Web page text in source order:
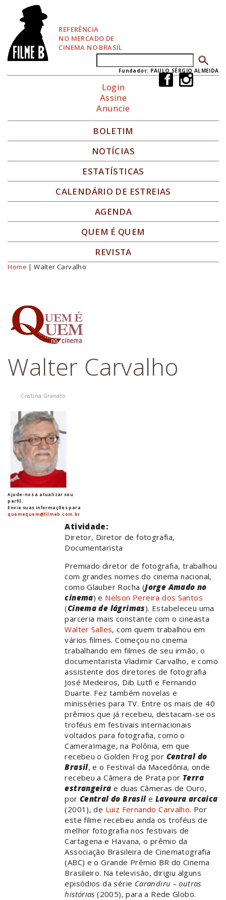
REFERÊNCIA
NO MERCADO DE
CINEMA NO BRASIL
Formulário de busca
Fundador: PAULO SÉRGIO ALMEIDA
Login
Assine
Anuncie
BOLETIM
NOTÍCIAS
ESTATÍSTICAS
CALENDÁRIO DE ESTREIAS
AGENDA
QUEM É QUEM
REVISTA
Você está aqui
Home | Walter Carvalho
Walter Carvalho
Cristina Granato
Ajude-nos a atualizar seu
perfil.
Envie suas informações para
quemequem@filmeb.com.br
Atividade:
Diretor, Diretor de fotografia,
Documentarista
Premiado diretor de fotografia, trabalhou
com grandes nomes do cinema nacional,
como Glauber Rocha (Jorge Amado no
cinema) e Nelson Pereira dos Santos
(Cinema de lágrimas). Estabeleceu uma
parceria mais constante com o cineasta
Walter Salles, com quem trabalhou em
vários filmes. Começou no cinema
trabalhando em filmes de seu irmão, o
documentarista Vladimir Carvalho, e como
assistente dos diretores de fotografia
José Medeiros, Dib Lutfi e Fernando
Duarte. Fez também novelas e
minisséries para TV. Entre os mais de 40
prêmios que já recebeu, destacam-se os
troféus em festivais internacionais
voltados para fotografia, como o
CameraImage, na Polônia, em que
recebeu o Golden Frog por Central do
Brasil, e o Festival da Macedônia, onde
recebeu a Câmera de Prata por Terra
estrangeira e duas Câmeras de Ouro,
por Central do Brasile Lavoura arcaica
(2001), de Luiz Fernando Carvalho. Por
este filme recebeu ainda os troféus de
melhor fotografia nos festivais de
Cartagena e Havana, o prêmio da
Associação Brasileira de Cinematografia
(ABC) e o Grande Prêmio BR do Cinema
Brasileiro. Na televisão, dirigiu alguns
episódios da série Carandiru – outras
histórias (2005), para a Rede Globo.